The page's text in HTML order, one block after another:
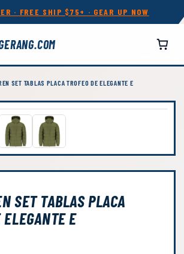
· FREE SHIP $75+ · GEAR UP NOW
SET TABLAS PLACA TROFEO DE ELEGANTE E
SET TABLAS PLACA
ELEGANTE E